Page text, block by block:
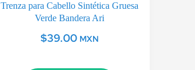
Trenza para Cabello Sintética Gruesa
Verde Bandera Ari
$39.00 MXN